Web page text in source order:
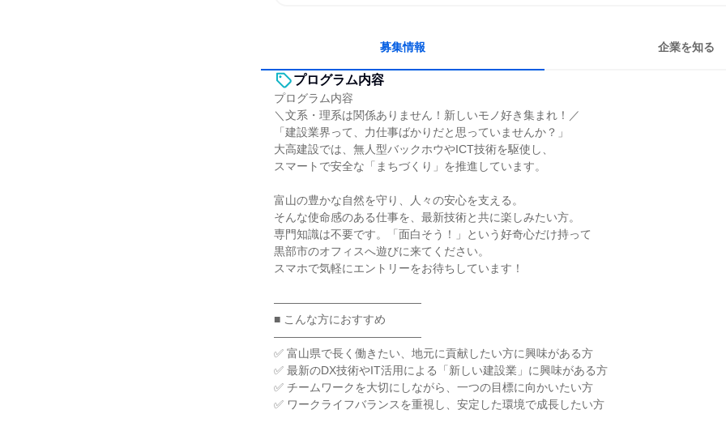
募集情報 企業を知る
プログラム内容
プログラム内容
＼文系・理系は関係ありません！新しいモノ好き集まれ！／
「建設業界って、力仕事ばかりだと思っていませんか？」
大高建設では、無人型バックホウやICT技術を駆使し、
スマートで安全な「まちづくり」を推進しています。
富山の豊かな自然を守り、人々の安心を支える。
そんな使命感のある仕事を、最新技術と共に楽しみたい方。
専門知識は不要です。「面白そう！」という好奇心だけ持って
黒部市のオフィスへ遊びに来てください。
スマホで気軽にエントリーをお待ちしています！
―――――――――――――
■ こんな方におすすめ
―――――――――――――
✅ 富山県で長く働きたい、地元に貢献したい方に興味がある方
✅ 最新のDX技術やIT活用による「新しい建設業」に興味がある方
✅ チームワークを大切にしながら、一つの目標に向かいたい方
✅ ワークライフバランスを重視し、安定した環境で成長したい方